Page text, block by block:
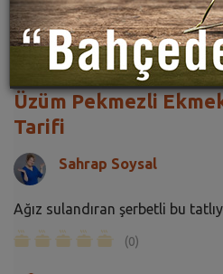
Üzüm Pekmezli
Tarifi
Sahrap Soysal
Ağız sulandıran şerbetli bu
(0)